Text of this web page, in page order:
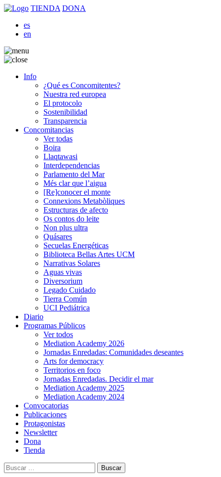
TIENDA DONA
es
en
Info
¿Qué es Concomitentes?
Nuestra red europea
El protocolo
Sostenibilidad
Transparencia
Concomitancias
Ver todas
Boira
Llaqtawasi
Interdependencias
Parlamento del Mar
Més clar que l’aigua
[Re]conocer el monte
Connexions Metabòliques
Estructuras de afecto
Os contos do leite
Non plus ultra
Quásares
Secuelas Energéticas
Biblioteca Bellas Artes UCM
Narrativas Solares
Aguas vivas
Diversorium
Legado Cuidado
Tierra Común
UCI Pediátrica
Diario
Programas Públicos
Ver todos
Mediation Academy 2026
Jornadas Enredadas: Comunidades deseantes
Arts for democracy
Territorios en foco
Jornadas Enredadas. Decidir el mar
Mediation Academy 2025
Mediation Academy 2024
Convocatorias
Publicaciones
Protagonistas
Newsletter
Dona
Tienda
Buscar: